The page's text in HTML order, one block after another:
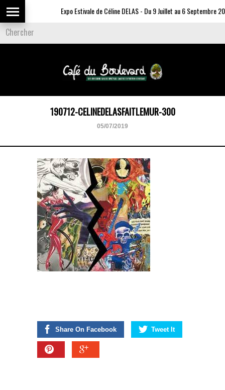
Expo Estivale de Céline DELAS - Du 9 Juillet au 6 Septembre
190712-CELINEDELASFAITLEMUR-300
05/07/2019
Share On Facebook Tweet It